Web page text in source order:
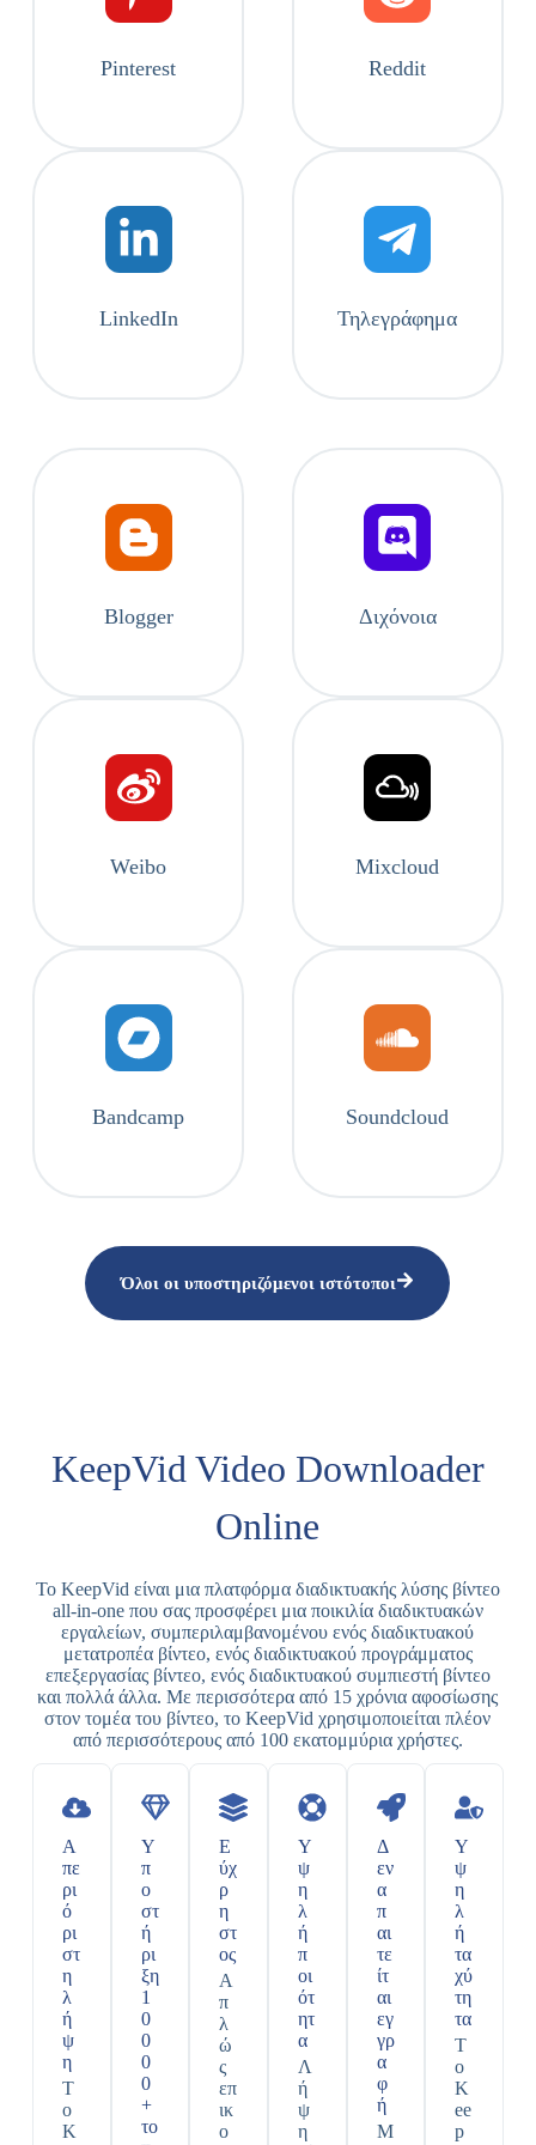
Pinterest Reddit
LinkedIn Τηλεγράφημα
Blogger Διχόνοια
Weibo Mixcloud
Bandcamp Soundcloud
Όλοι οι υποστηριζόμενοι ιστότοποι
KeepVid Video Downloader
Online
Το KeepVid είναι μια πλατφόρμα διαδικτυακής λύσης βίντεο
all-in-one που σας προσφέρει μια ποικιλία διαδικτυακών
εργαλείων, συμπεριλαμβανομένου ενός διαδικτυακού
μετατροπέα βίντεο, ενός διαδικτυακού προγράμματος
επεξεργασίας βίντεο, ενός διαδικτυακού συμπιεστή βίντεο
και πολλά άλλα. Με περισσότερα από 15 χρόνια αφοσίωσης
στον τομέα του βίντεο, το KeepVid χρησιμοποιείται πλέον
από περισσότερους από 100 εκατομμύρια χρήστες.
Α
πε
ρι
ό
ρι
στ
η
λ
ή
ψ
η
Τ
ο
K
Υ
π
ο
στ
ή
ρι
ξη
1
0
0
0
0
+
το
Ε
ύχ
ρ
η
στ
ος
Α
π
λ
ώ
ς
επ
ικ
ο
Υ
ψ
η
λ
ή
π
οι
ότ
ητ
α
Λ
ή
ψ
η
Δ
εν
α
π
αι
τε
ίτ
αι
εγ
γρ
α
φ
ή
Μ
Υ
ψ
η
λ
ή
τα
χύ
τη
τα
Τ
ο
K
ee
p